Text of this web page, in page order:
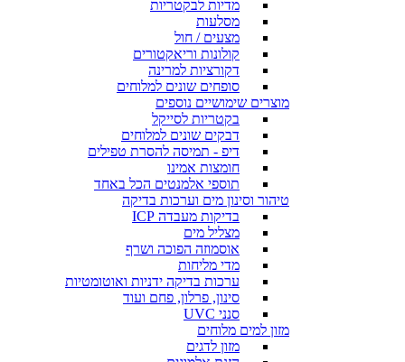
מדיות לבקטריות
מסלעות
מצעים / חול
קולונות וריאקטורים
דקורציות למרינה
סופחים שונים למלוחים
מוצרים שימושיים נוספים
בקטריות לסייקל
דבקים שונים למלוחים
דיפ - תמיסה להסרת טפילים
חומצות אמינו
תוספי אלמנטים הכל באחד
טיהור וסינון מים וערכות בדיקה
בדיקות מעבדה ICP
מצליל מים
אוסמוזה הפוכה ושרף
מדי מליחות
ערכות בדיקה ידניות ואוטומטיות
סינון, פרלון, פחם ועוד
סנני UVC
מזון למים מלוחים
מזון לדגים